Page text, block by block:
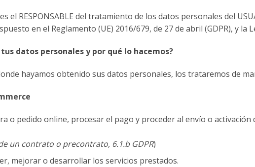
es el RESPONSABLE del tratamiento de los datos personales del
en el Reglamento (UE) 2016/679, de 27 de abril (GDPR), y la
datos personales y por qué lo hacemos?
hayamos obtenido sus datos personales, los trataremos de
o pedido online, procesar el pago y proceder al envío o activación
un contrato o precontrato, 6.1.b GDPR)
mejorar o desarrollar los servicios prestados.